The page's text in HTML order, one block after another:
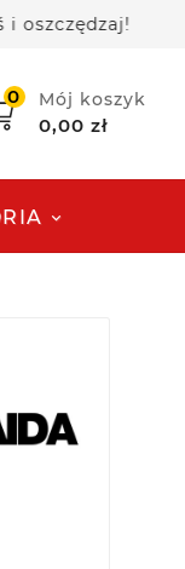
0 Mój koszyk
0,00 zł